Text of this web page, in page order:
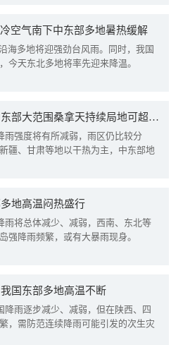
空气南下中东部多地暑热缓解
海多地将迎强劲台风雨。同时，我国
今天东北多地将率先迎来降温。
我国降雨强度进一步减弱 中东部大范围桑拿天持续局地可超38℃
雨强度将有所减弱，雨区仍比较分
疆、甘肃等地以干热为主，中东部地
地高温闷热盛行
雨将总体减少、减弱，西南、东北等
强降雨频繁，或有大暴雨现身。
国东部多地高温不断
雨逐步减少、减弱，但在陕西、四
，需防范连续降雨可能引发的次生灾